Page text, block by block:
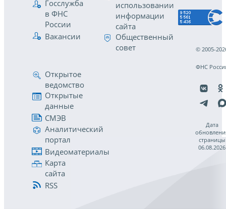
Госслужба
в ФНС
России
Вакансии
использовании
информации
сайта
Общественный
совет
Открытое
ведомство
Открытые
данные
СМЭВ
Аналитический
портал
Видеоматериалы
Карта
сайта
RSS
© 2005-
ФНС
Дата
страницы
06.08.2026